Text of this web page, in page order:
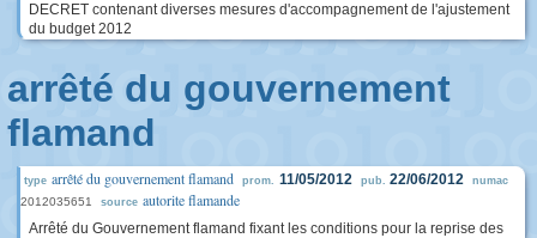
DECRET contenant diverses mesures d'accompagnement de l'ajustement
du budget 2012
arrêté du gouvernement
flamand
type arrêté du gouvernement flamand prom. 11/05/2012 pub. 22/06/2012 numac
2012035651 source autorite flamande
Arrêté du Gouvernement flamand fixant les conditions pour la reprise des